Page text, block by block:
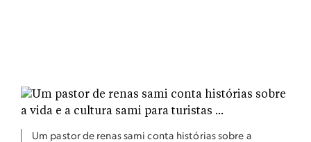
Um pastor de renas sami conta histórias sobre a